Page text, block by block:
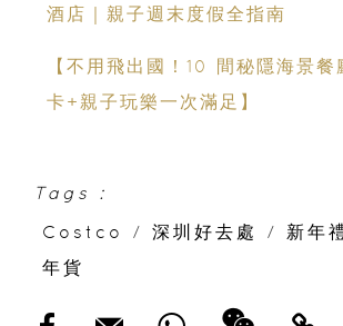
酒店｜親子週末度假全指南
【不用飛出國！10 間秘隱海景
卡+親子玩樂一次滿足】
Tags :
Costco
/ 深圳好去處 / 新年
年貨